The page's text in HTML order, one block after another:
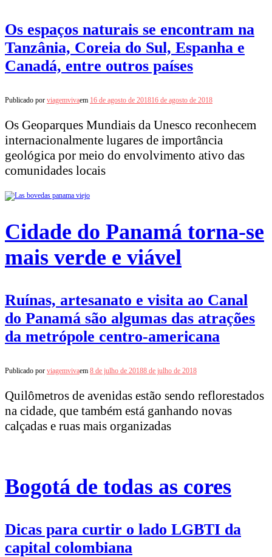
Os espaços naturais se encontram na
Tanzânia, Coreia do Sul, Espanha e
Canadá, entre outros países
Publicado por viagemvivaem 16 de agosto de 201816 de agosto de 2018
Os Geoparques Mundiais da Unesco reconhecem
internacionalmente lugares de importância
geológica por meio do envolvimento ativo das
comunidades locais
Cidade do Panamá torna-se
mais verde e viável
Ruínas, artesanato e visita ao Canal
do Panamá são algumas das atrações
da metrópole centro-americana
Publicado por viagemvivaem 8 de julho de 20188 de julho de 2018
Quilômetros de avenidas estão sendo reflorestados
na cidade, que também está ganhando novas
calçadas e ruas mais organizadas
Bogotá de todas as cores
Dicas para curtir o lado LGBTI da
capital colombiana